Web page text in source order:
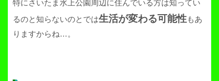
特にさいたま水上公園周辺に住んでいる方は知ってい
るのと知らないのとでは生活が変わる可能性もあ
りますからね…。